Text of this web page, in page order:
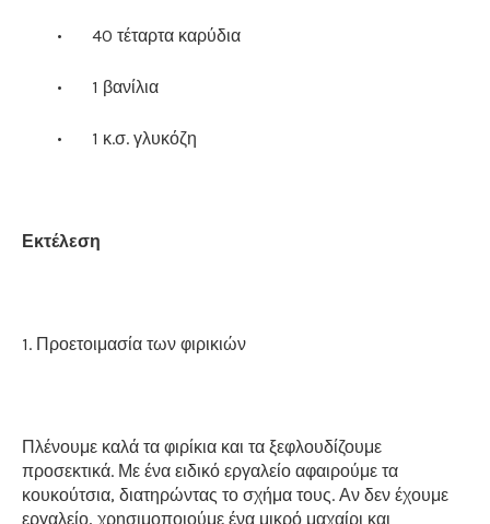
• 40 τέταρτα καρύδια
• 1 βανίλια
• 1 κ.σ. γλυκόζη
Εκτέλεση
1. Προετοιμασία των φιρικιών
Πλένουμε καλά τα φιρίκια και τα ξεφλουδίζουμε
προσεκτικά. Με ένα ειδικό εργαλείο αφαιρούμε τα
κουκούτσια, διατηρώντας το σχήμα τους. Αν δεν έχουμε
εργαλείο, χρησιμοποιούμε ένα μικρό μαχαίρι και